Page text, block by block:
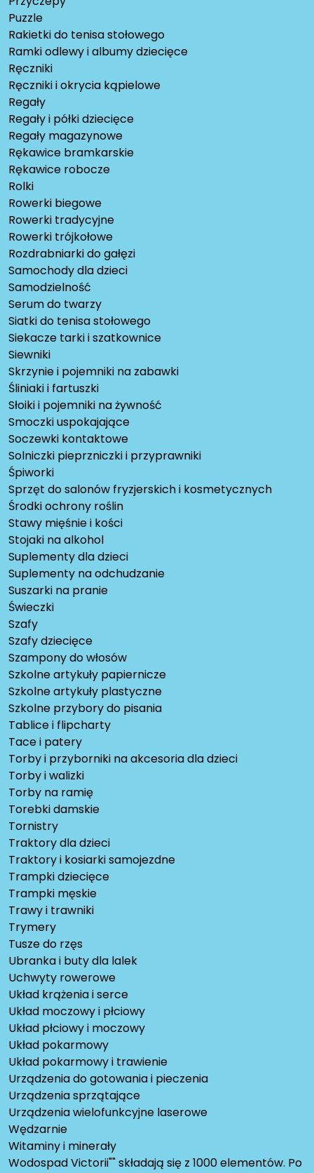
Puzzle
Rakietki do tenisa stołowego
Ramki odlewy i albumy dziecięce
Ręczniki
Ręczniki i okrycia kąpielowe
Regały
Regały i półki dziecięce
Regały magazynowe
Rękawice bramkarskie
Rękawice robocze
Rolki
Rowerki biegowe
Rowerki tradycyjne
Rowerki trójkołowe
Rozdrabniarki do gałęzi
Samochody dla dzieci
Samodzielność
Serum do twarzy
Siatki do tenisa stołowego
Siekacze tarki i szatkownice
Siewniki
Skrzynie i pojemniki na zabawki
Śliniaki i fartuszki
Słoiki i pojemniki na żywność
Smoczki uspokajające
Soczewki kontaktowe
Solniczki pieprzniczki i przyprawniki
Śpiworki
Sprzęt do salonów fryzjerskich i kosmetycznych
Środki ochrony roślin
Stawy mięśnie i kości
Stojaki na alkohol
Suplementy dla dzieci
Suplementy na odchudzanie
Suszarki na pranie
Świeczki
Szafy
Szafy dziecięce
Szampony do włosów
Szkolne artykuły papiernicze
Szkolne artykuły plastyczne
Szkolne przybory do pisania
Tablice i flipcharty
Tace i patery
Torby i przyborniki na akcesoria dla dzieci
Torby i walizki
Torby na ramię
Torebki damskie
Tornistry
Traktory dla dzieci
Traktory i kosiarki samojezdne
Trampki dziecięce
Trampki męskie
Trawy i trawniki
Trymery
Tusze do rzęs
Ubranka i buty dla lalek
Uchwyty rowerowe
Układ krążenia i serce
Układ moczowy i płciowy
Układ płciowy i moczowy
Układ pokarmowy
Układ pokarmowy i trawienie
Urządzenia do gotowania i pieczenia
Urządzenia sprzątające
Urządzenia wielofunkcyjne laserowe
Wędzarnie
Witaminy i minerały
Wodospad Victorii"" składają się z 1000 elementów. Po